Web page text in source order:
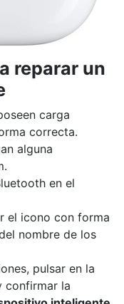
reparar un
carga
correcta.
alguna
en el
el icono con forma
nombre de los
pulsar en la
confirmar la